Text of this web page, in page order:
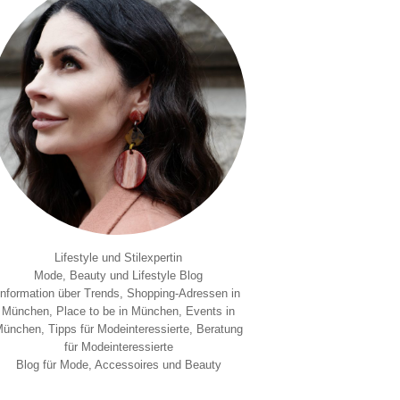
Lifestyle und Stilexpertin
Mode, Beauty und Lifestyle Blog
über Trends, Shopping-Adressen in
München, Place to be in München, Events in
Tipps für Modeinteressierte, Beratung
für Modeinteressierte
Blog für Mode, Accessoires und Beauty